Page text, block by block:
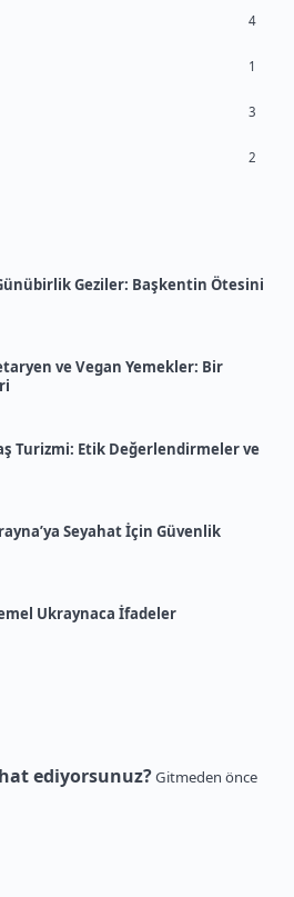
4
1
3
2
Geziler: Başkentin Ötesini
ve Vegan Yemekler: Bir
Turizmi: Etik Değerlendirmeler ve
Seyahat İçin Güvenlik
Ukraynaca İfadeler
ediyorsunuz?Gitmeden önce